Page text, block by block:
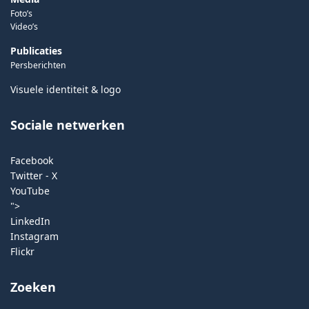
Foto’s
Video’s
Publicaties
Persberichten
Visuele identiteit & logo
Sociale netwerken
Facebook
Twitter - X
YouTube
">
LinkedIn
Instagram
Flickr
Zoeken